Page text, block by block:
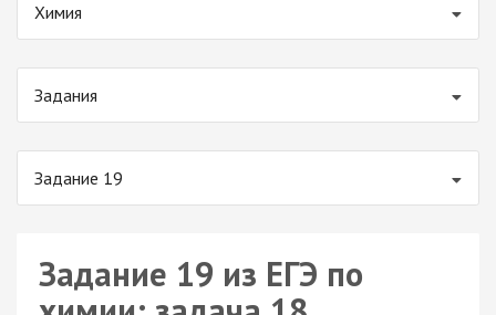
Химия
Задания
Задание 19
Задание 19 из ЕГЭ по